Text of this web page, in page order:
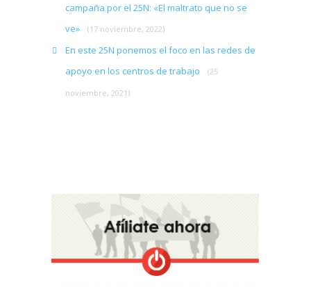
campaña por el 25N: «El maltrato que no se
ve»
(17 noviembre, 2022)
En este 25N ponemos el foco en las redes de
apoyo en los centros de trabajo
(25
noviembre, 2021)